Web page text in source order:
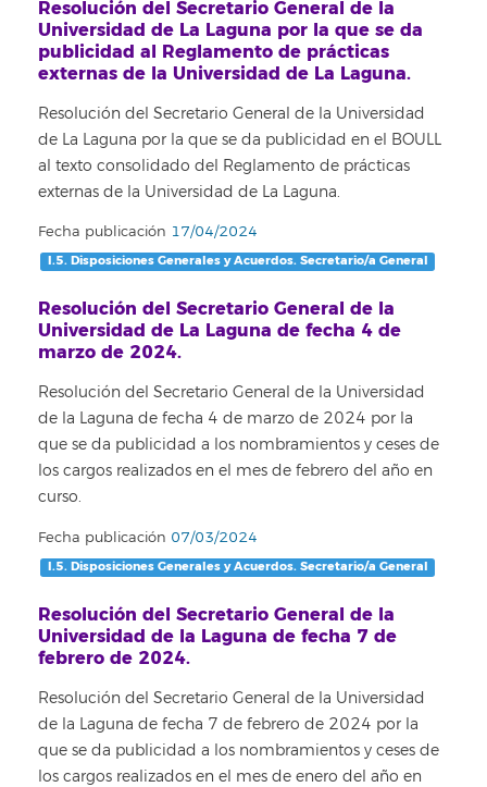
Resolución del Secretario General de la
Universidad de La Laguna por la que se da
publicidad al Reglamento de prácticas
externas de la Universidad de La Laguna.
Resolución del Secretario General de la Universidad
de La Laguna por la que se da publicidad en el BOULL
al texto consolidado del Reglamento de prácticas
externas de la Universidad de La Laguna.
Fecha publicación 17/04/2024
I.5. Disposiciones Generales y Acuerdos. Secretario/a General
Resolución del Secretario General de la
Universidad de La Laguna de fecha 4 de
marzo de 2024.
Resolución del Secretario General de la Universidad
de la Laguna de fecha 4 de marzo de 2024 por la
que se da publicidad a los nombramientos y ceses de
los cargos realizados en el mes de febrero del año en
curso.
Fecha publicación 07/03/2024
I.5. Disposiciones Generales y Acuerdos. Secretario/a General
Resolución del Secretario General de la
Universidad de la Laguna de fecha 7 de
febrero de 2024.
Resolución del Secretario General de la Universidad
de la Laguna de fecha 7 de febrero de 2024 por la
que se da publicidad a los nombramientos y ceses de
los cargos realizados en el mes de enero del año en